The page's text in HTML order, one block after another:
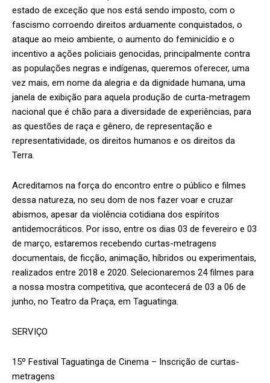
estado de exceção que nos está sendo imposto, com o
fascismo corroendo direitos arduamente conquistados, o
ataque ao meio ambiente, o aumento do feminicídio e o
incentivo a ações policiais genocidas, principalmente contra
as populações negras e indígenas, queremos oferecer, uma
vez mais, em nome da alegria e da dignidade humana, uma
janela de exibição para aquela produção de curta-metragem
nacional que é chão para a diversidade de experiências, para
as questões de raça e gênero, de representação e
representatividade, os direitos humanos e os direitos da
Terra.
Acreditamos na força do encontro entre o público e filmes
dessa natureza, no seu dom de nos fazer voar e cruzar
abismos, apesar da violência cotidiana dos espíritos
antidemocráticos. Por isso, entre os dias 03 de fevereiro e 03
de março, estaremos recebendo curtas-metragens
documentais, de ficção, animação, híbridos ou experimentais,
realizados entre 2018 e 2020. Selecionaremos 24 filmes para
a nossa mostra competitiva, que acontecerá de 03 a 06 de
junho, no Teatro da Praça, em Taguatinga.
SERVIÇO
15º Festival Taguatinga de Cinema – Inscrição de curtas-
metragens